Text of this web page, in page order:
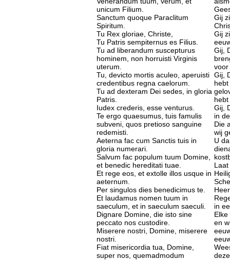
unicum Filium.
Sanctum quoque Paraclitum
Spiritum.
Tu Rex gloriae, Christe,
Tu Patris sempiternus es Filius.
Tu ad liberandum suscepturus
hominem, non horruisti Virginis
uterum.
Tu, devicto mortis aculeo, aperuisti
credentibus regna caelorum.
Tu ad dexteram Dei sedes, in gloria
Patris.
Iudex crederis, esse venturus.
Te ergo quaesumus, tuis famulis
subveni, quos pretioso sanguine
redemisti.
Aeterna fac cum Sanctis tuis in
gloria numerari.
Salvum fac populum tuum Domine,
et benedic hereditati tuae.
Et rege eos, et extolle illos usque in
aeternum.
Per singulos dies benedicimus te.
Et laudamus nomen tuum in
saeculum, et in saeculum saeculi.
Dignare Domine, die isto sine
peccato nos custodire.
Miserere nostri, Domine, miserere
nostri.
Fiat misericordia tua, Domine,
super nos, quemadmodum
Gij
Gij
Gij,
voor
Gij,
Gij,
in
Die
wij
U
in
en